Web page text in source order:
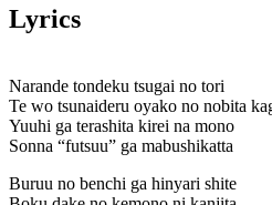
Lyrics
Narande tondeku tsugai no tori
Te wo tsunaideru oyako no nobita
Yuuhi ga terashita kirei na mono
Sonna “futsuu” ga mabushikatta
Buruu no benchi ga hinyari shite